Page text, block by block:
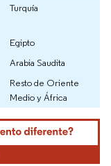
Turquía
Egipto
Arabia Saudita
Resto de Oriente
Medio y África